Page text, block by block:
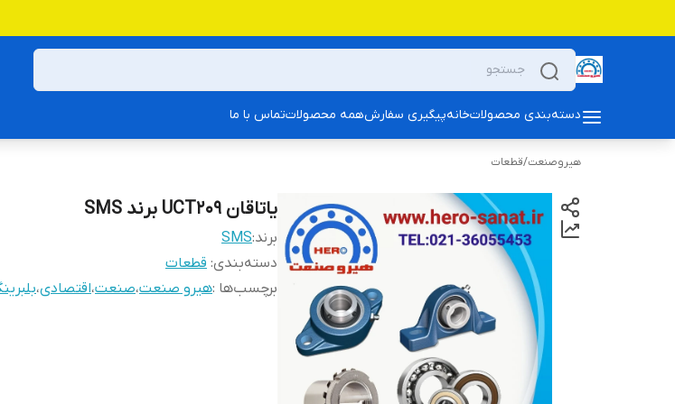
دسته‌بندی محصولاتخانهپیگیری سفارشهمه محصولاتتماس با ما
هیروصنعت/قطعات
یاتاقان UCT209 برند SMS
برند:SMS
دسته‌بندی: قطعات
برچسب‌ها :هیرو صنعت،صنعت،اقتصادی،